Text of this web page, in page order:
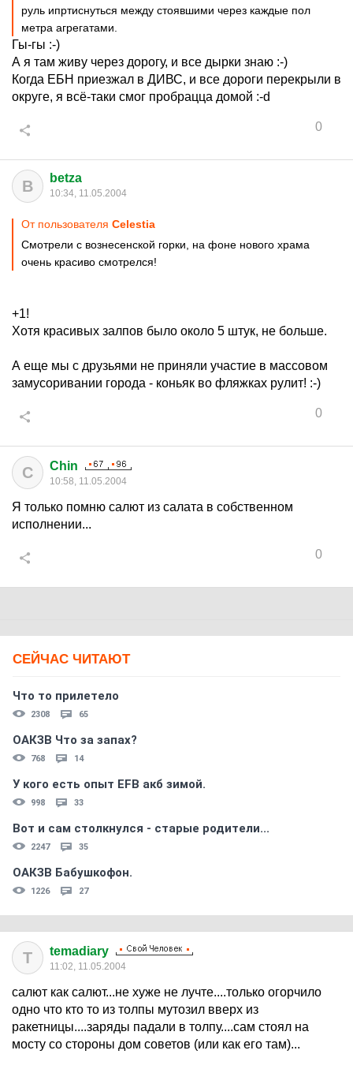
руль ипртиснуться между стоявшими через каждые пол
метра агрегатами.
Гы-гы :-)
А я там живу через дорогу, и все дырки знаю :-)
Когда ЕБН приезжал в ДИВС, и все дороги перекрыли в
округе, я всё-таки смог пробрацца домой :-d
0
B betza
10:34, 11.05.2004
От пользователя Celestia
Смотрели с вознесенской горки, на фоне нового храма
очень красиво смотрелся!
+1!
Хотя красивых залпов было около 5 штук, не больше.
А еще мы с друзьями не приняли участие в массовом
замусоривании города - коньяк во фляжках рулит! :-)
0
C Chin
10:58, 11.05.2004
Я только помню салют из салата в собственном
исполнении...
0
СЕЙЧАС ЧИТАЮТ
Что то прилетело
2308 65
ОАКЗВ Что за запах?
768 14
У кого есть опыт EFB акб зимой.
998 33
Вот и сам столкнулся - старые родители...
2247 35
ОАКЗВ Бабушкофон.
1226 27
T temadiary
11:02, 11.05.2004
салют как салют...не хуже не лучте....только огорчило
одно что кто то из толпы мутозил вверх из
ракетницы....заряды падали в толпу....сам стоял на
мосту со стороны дом советов (или как его там)...